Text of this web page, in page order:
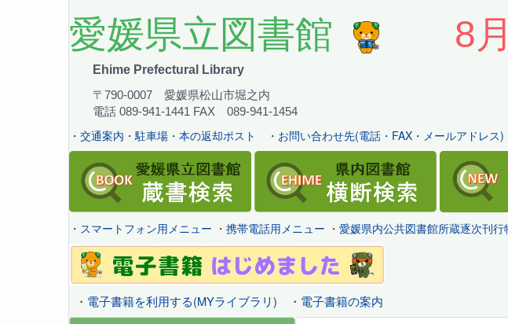
愛媛県立図書館 8
Ehime Prefectural Library
〒790-0007 愛媛県松山市堀之内
電話 089-941-1441 FAX 089-941-1454
・ 交通案内・駐車場・本の返却ポスト ・ お問い合わせ先(電話・FAX・メールアドレス)
・ スマートフォン用メニュー ・ 携帯電話用メニュー ・ 愛媛県内公共図書館所蔵逐次刊
・ 電子書籍を利用する(MYライブラリ) ・ 電子書籍の案内